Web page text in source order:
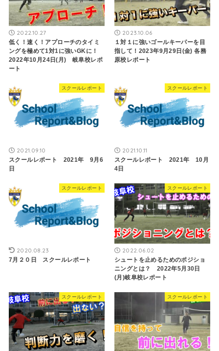
2022.10.27
低く！速く！アプローチのタイミ
ングを極めて1対1に強いGKに！
2022年10月24日(月) 岐阜校レポ
ート
2023.10.06
１対１に強いゴールキーパーを目
指して！2023年9月29日(金) 各務
原校レポート
スクールレポート
2021.09.10
スクールレポート 2021年 9月6
日
スクールレポート
2021.10.11
スクールレポート 2021年 10月
4日
スクールレポート
2020.08.23
7月２０日 スクールレポート
スクールレポート
2022.06.02
シュートを止めるためのポジショ
ニングとは？ 2022年5月30日
(月)岐阜校レポート
スクールレポート スクールレポート